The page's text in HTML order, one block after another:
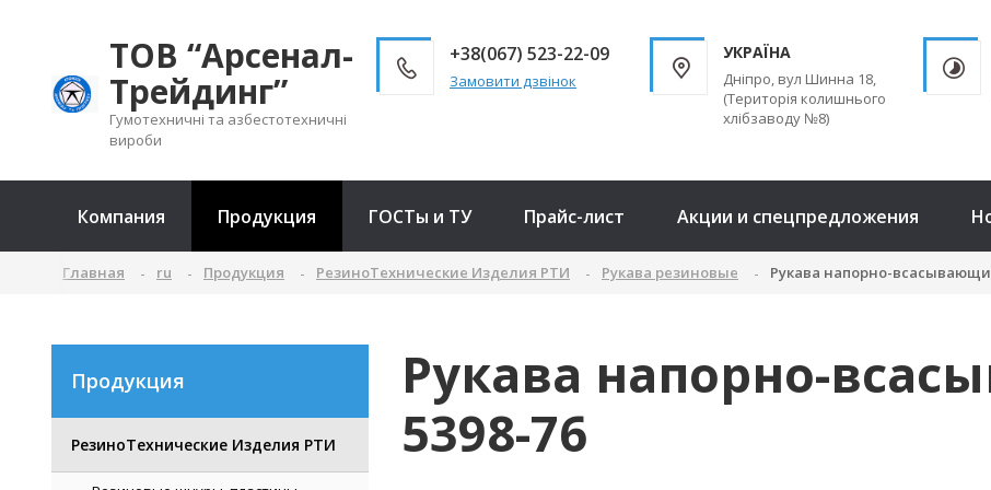
ТОВ “Арсенал-
Трейдинг”
Гумотехничні та азбестотехничні
вироби
+38(067) 523-22-09
Замовити дзвінок
УКРАЇНА
Дніпро, вул Шинна 18,
(Територія колишнього
хлібзаводу №8)
Компания Продукция ГОСТы и ТУ Прайс-лист Акции и спецпредложения
Главная ru Продукция РезиноТехнические Изделия РТИ Рукава резиновые Рукава напорно-
Продукция
РезиноТехнические Изделия РТИ
Рукава напорно-
5398-76